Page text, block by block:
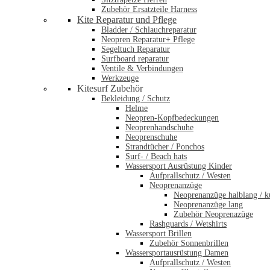
Zubehör Ersatzteile Harness
Kite Reparatur und Pflege
Bladder / Schlauchreparatur
Neopren Reparatur+ Pflege
Segeltuch Reparatur
Surfboard reparatur
Ventile & Verbindungen
Werkzeuge
Kitesurf Zubehör
Bekleidung / Schutz
Helme
Neopren-Kopfbedeckungen
Neoprenhandschuhe
Neoprenschuhe
Strandtücher / Ponchos
Surf- / Beach hats
Wassersport Ausrüstung Kinder
Aufprallschutz / Westen
Neoprenanzüge
Neoprenanzüge halblang /
Neoprenanzüge lang
Zubehör Neoprenazüge
Rashguards / Wetshirts
Wassersport Brillen
Zubehör Sonnenbrillen
Wassersportausrüstung Damen
Aufprallschutz / Westen